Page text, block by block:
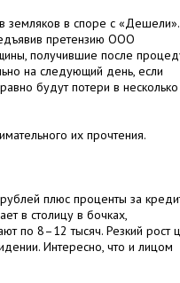
земляков в споре с «Дешели».
претензию ООО
получившие после
на следующий день, если
будут потери в несколько
их прочтения.
плюс проценты за
в столицу в бочках,
по 8–12 тысяч. Резкий рост
Интересно, что и лицом